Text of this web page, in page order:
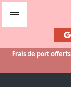
Frais de port
